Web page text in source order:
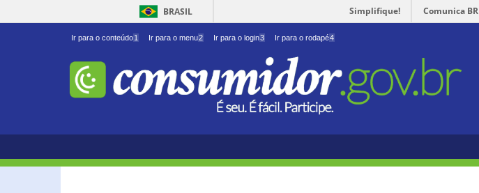
BRASIL Simplifique! Comunica BR
Ir para o conteúdo1 Ir para o menu2 Ir para o login3 Ir para o rodapé4